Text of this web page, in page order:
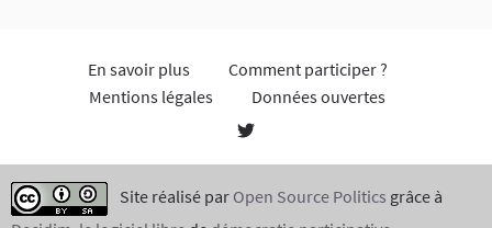
En savoir plus
Comment participer ?
Mentions légales
Données ouvertes
Site réalisé par Open Source Politics grâce à